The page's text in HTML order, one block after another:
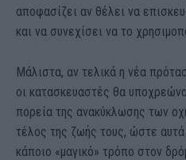
αποφασίζει αν θέλει να
και να συνεχίσει να το
Μάλιστα, αν τελικά η νέα
οι κατασκευαστές θα
πορεία της ανακύκλωσης των
τέλος της ζωής τους, ώστε αυτά
κάποιο «μαγικό» τρόπο στον